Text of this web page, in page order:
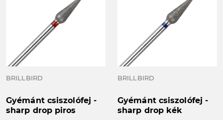
BRILLBIRD
Gyémánt csiszolófej -
sharp drop piros
BRILLBIRD
Gyémánt csiszolófej -
sharp drop kék